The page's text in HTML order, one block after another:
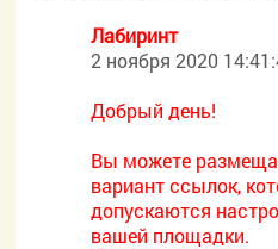
Лабиринт
2 ноября 2020
Добрый день!
Вы можете
вариант ссылок,
допускаются
вашей площадки.